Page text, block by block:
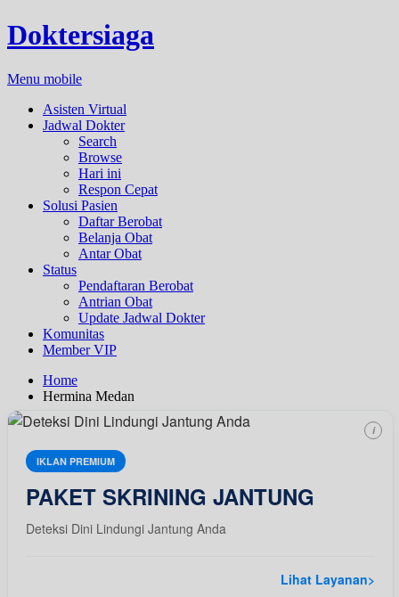
Doktersiaga
Menu mobile
Asisten Virtual
Jadwal Dokter
Search
Browse
Hari ini
Respon Cepat
Solusi Pasien
Daftar Berobat
Belanja Obat
Antar Obat
Status
Pendaftaran Berobat
Antrian Obat
Update Jadwal Dokter
Komunitas
Member VIP
Home
Hermina Medan
IKLAN PREMIUM
PAKET SKRINING JANTUNG
Deteksi Dini Lindungi Jantung Anda
Lihat Layanan>
i